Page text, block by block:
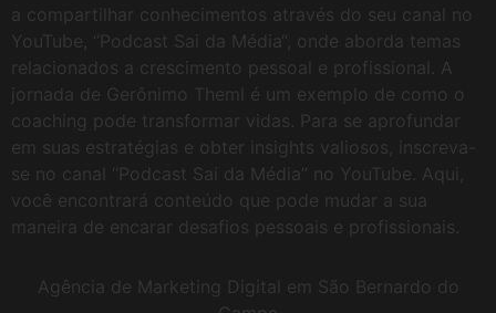
a compartilhar conhecimentos através do seu canal no
YouTube, “Podcast Sai da Média“, onde aborda temas
relacionados a crescimento pessoal e profissional. A
jornada de Gerônimo Theml é um exemplo de como o
coaching pode transformar vidas. Para se aprofundar
em suas estratégias e obter insights valiosos, inscreva-
se no canal “Podcast Sai da Média” no YouTube. Aqui,
você encontrará conteúdo que pode mudar a sua
maneira de encarar desafios pessoais e profissionais.
Agência de Marketing Digital em São Bernardo do